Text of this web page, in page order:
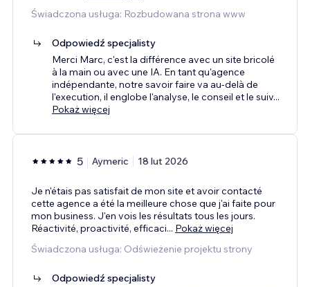
Świadczona usługa: Rozbudowana strona www
Odpowiedź specjalisty
Merci Marc, c'est la différence avec un site bricolé
à la main ou avec une IA. En tant qu'agence
indépendante, notre savoir faire va au-delà de
l'execution, il englobe l'analyse, le conseil et le suiv...
Pokaż więcej
5 Aymeric 18 lut 2026
Je n'étais pas satisfait de mon site et avoir contacté
cette agence a été la meilleure chose que j'ai faite pour
mon business. J'en vois les résultats tous les jours.
Réactivité, proactivité, efficaci... Pokaż więcej
Świadczona usługa: Odświeżenie projektu strony
Odpowiedź specjalisty